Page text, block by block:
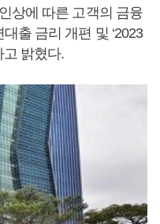
상에 따른 고객의 금융
출 금리 개편 및 ‘2023
고 밝혔다.